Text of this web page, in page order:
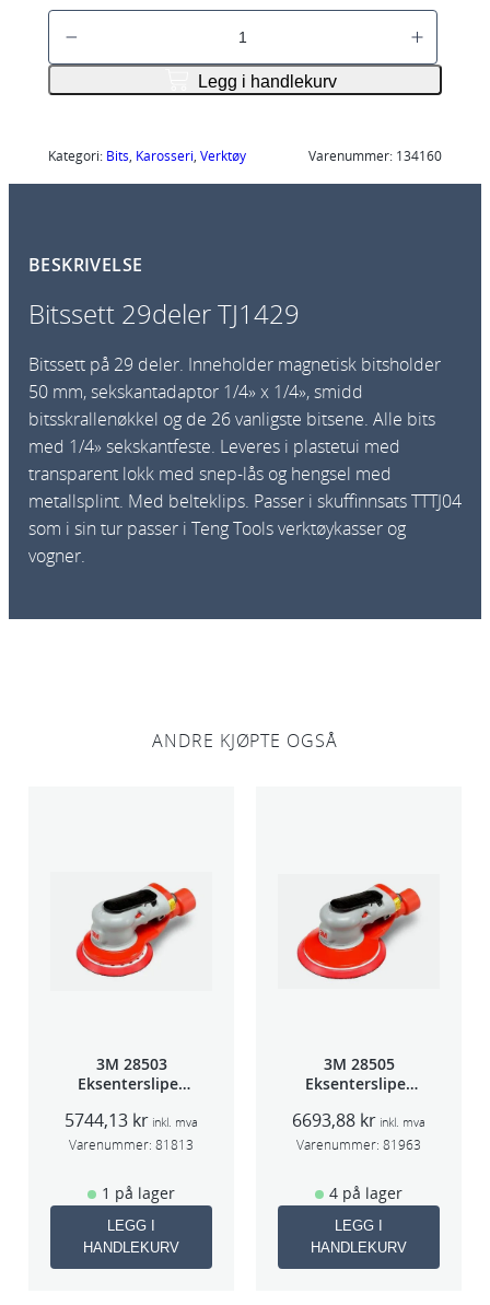
B
t
s
e
t
9
e
e
r
T
J
1
4
2
9
n
Legg i handlekurv
Kategori: Bits, Karosseri, Verktøy Varenummer: 134160
BESKRIVELSE
Bitssett 29deler TJ1429
Bitssett på 29 deler. Inneholder magnetisk bitsholder
50 mm, sekskantadaptor 1/4» x 1/4», smidd
bitsskrallenøkkel og de 26 vanligste bitsene. Alle bits
med 1/4» sekskantfeste. Leveres i plastetui med
transparent lokk med snep-lås og hengsel med
metallsplint. Med belteklips. Passer i skuffinnsats TTTJ04
som i sin tur passer i Teng Tools verktøykasser og
vogner.
ANDRE KJØPTE OGSÅ
3M 28503
Eksentersliper
5mm slag
75mm
5744,13 kr inkl. mva
Varenummer: 81813
1 på lager
LEGG I
HANDLEKURV
3M 28505
Eksentersliper
2,5mm slag
75mm
6693,88 kr inkl. mva
Varenummer: 81963
4 på lager
LEGG I
HANDLEKURV